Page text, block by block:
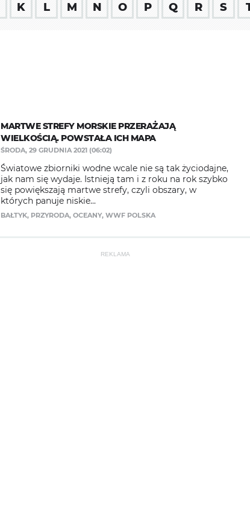
K L M N O P Q R S
MARTWE STREFY MORSKIE PRZERAŻAJĄ
WIELKOŚCIĄ. POWSTAŁA ICH MAPA
ŚRODA, 29 GRUDNIA 2021 (06:02)
Światowe zbiorniki wodne wcale nie są tak życiodajne,
jak nam się wydaje. Istnieją tam i z roku na rok szybko
się powiększają martwe strefy, czyli obszary, w
których panuje niskie...
BAŁTYK, PRZYRODA, OCEANY, WWF POLSKA
REKLAMA